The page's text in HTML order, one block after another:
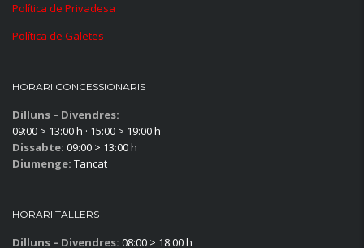
Política de Privadesa
Política de Galetes
HORARI CONCESSIONARIS
Dilluns – Divendres:
09:00 > 13:00 h · 15:00 > 19:00 h
Dissabte: 09:00 > 13:00 h
Diumenge: Tancat
HORARI TALLERS
Dilluns – Divendres: 08:00 > 18:00 h